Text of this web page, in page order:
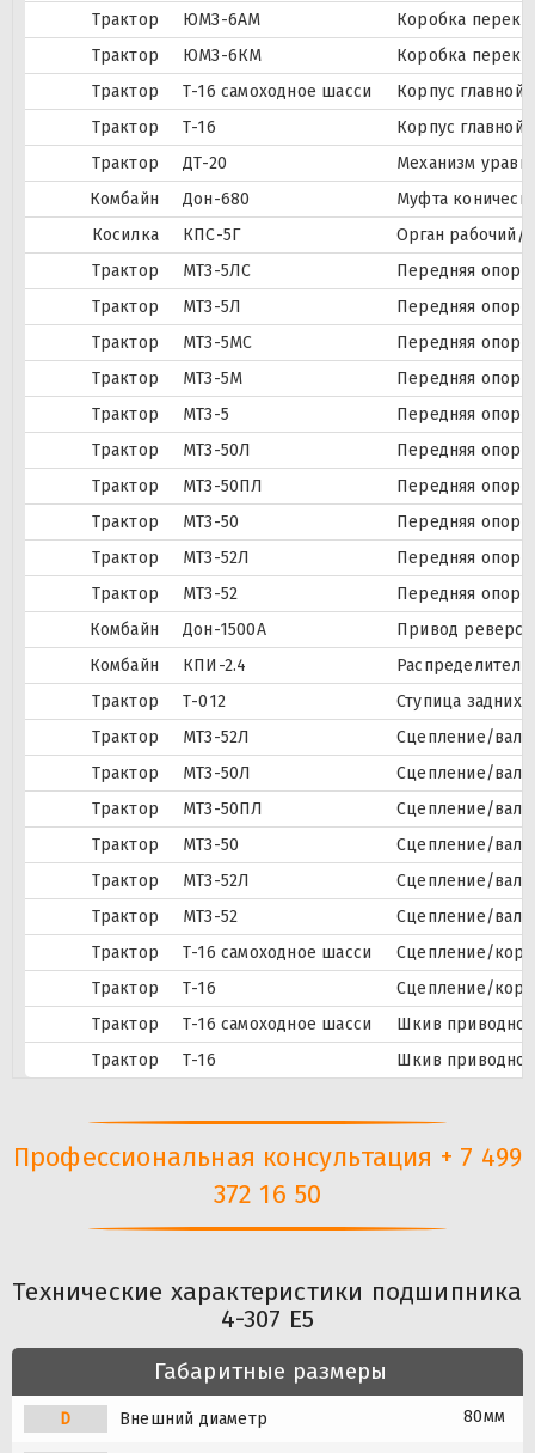
Трактор
ЮМЗ-6АМ
Коробка
Трактор
ЮМЗ-6КМ
Коробка
Трактор
Т-16 самоходное шасси
Корпус главной
Трактор
Т-16
Корпус главной
Трактор
ДТ-20
Механизм
Комбайн
Дон-680
Муфта
Косилка
КПС-5Г
Орган рабочий/
Трактор
МТЗ-5ЛС
Передняя
Трактор
МТЗ-5Л
Передняя
Трактор
МТЗ-5МС
Передняя
Трактор
МТЗ-5М
Передняя
Трактор
МТЗ-5
Передняя
Трактор
МТЗ-50Л
Передняя
Трактор
МТЗ-50ПЛ
Передняя
Трактор
МТЗ-50
Передняя
Трактор
МТЗ-52Л
Передняя
Трактор
МТЗ-52
Передняя
Комбайн
Дон-1500А
Привод
Комбайн
КПИ-2.4
Трактор
Т-012
Ступица задних
Трактор
МТЗ-52Л
Сцепление/вал
Трактор
МТЗ-50Л
Сцепление/вал
Трактор
МТЗ-50ПЛ
Сцепление/вал
Трактор
МТЗ-50
Сцепление/вал
Трактор
МТЗ-52Л
Сцепление/вал
Трактор
МТЗ-52
Сцепление/вал
Трактор
Т-16 самоходное шасси
Сцепление/
Трактор
Т-16
Сцепление/
Трактор
Т-16 самоходное шасси
Шкив приводной
Трактор
Т-16 Шкив приводной
Профессиональная консультация + 7 499
372 16 50
Технические характеристики подшипника
4-307 Е5
Габаритные размеры
D Внешний диаметр 80мм